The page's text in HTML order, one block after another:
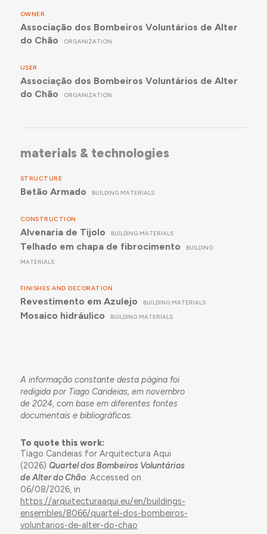
Esteticamente, os alçados foram estudados de
forma a garantir o equilíbrio e harmonia do
conjunto, tendo a articulação dos volumes
local. Os corpos adiantados e os diferentes planos
que compõem plasticamente os alçados, conferem
um jogo de sombras.
OWNER
Associação dos Bombeiros Voluntários de Alter
do Chão
ORGANIZATION
USER
Associação dos Bombeiros Voluntários de Alter
do Chão
ORGANIZATION
materials & technologies
STRUCTURE
Betão Armado BUILDING MATERIALS
CONSTRUCTION
Alvenaria de Tijolo BUILDING MATERIALS
Telhado em chapa de fibrocimento BUILDING
MATERIALS
FINISHES AND DECORATION
Revestimento em Azulejo BUILDING MATERIALS
Mosaico hidráulico BUILDING MATERIALS
A informação constante desta página foi
redigida por Tiago Candeias, em novembro
de 2024, com base em diferentes fontes
documentais e bibliográficas.
To quote this work:
Tiago Candeias for Arquitectura Aqui
(2026) Quartel dos Bombeiros Voluntários
de Alter do Chão. Accessed on
06/08/2026, in
https://arquitecturaaqui.eu/en/buildings-
ensembles/8066/quartel-dos-bombeiros-
voluntarios-de-alter-do-chao